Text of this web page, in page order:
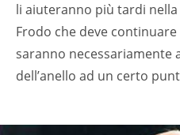
li aiuteranno più tardi
Frodo che deve
saranno necessariamente
dell’anello ad un certo